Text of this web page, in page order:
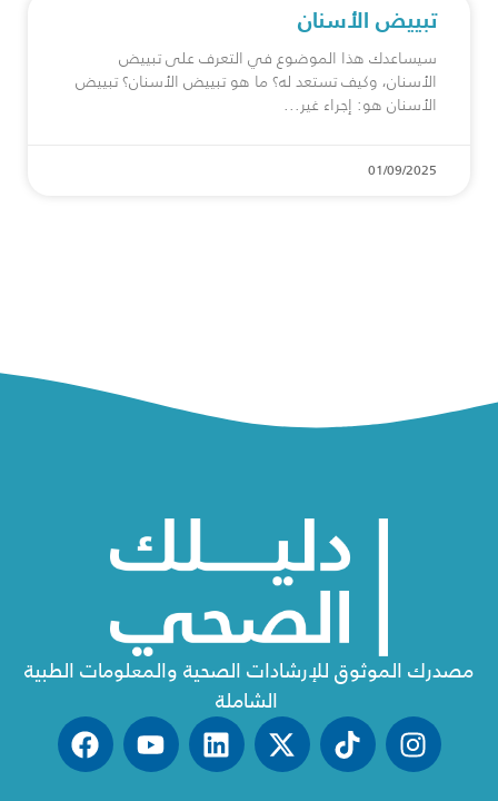
تبييض الأسنان
سيساعدك هذا الموضوع في التعرف على تبييض
الأسنان، وكيف تستعد له؟ ما هو تبييض الأسنان؟ تبييض
الأسنان هو: إجراء غير
01/09/2025
مصدرك الموثوق للإرشادات الصحية والمعلومات الطبية